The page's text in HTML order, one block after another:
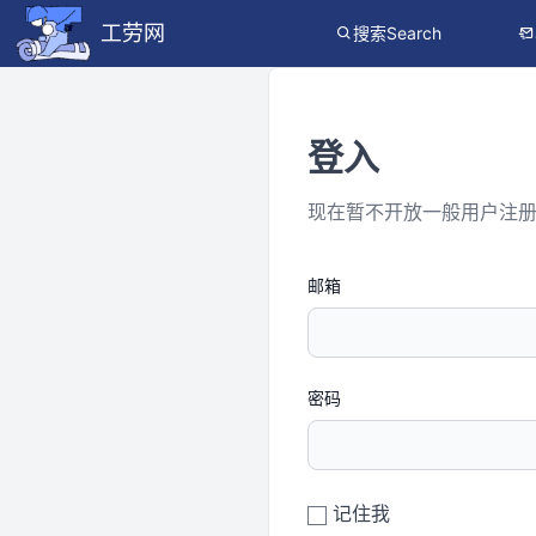
工劳网 搜索Search
登入
现在暂不开放一般用户注册
邮箱
密码
记住我